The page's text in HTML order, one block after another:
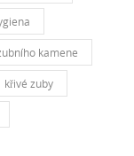
kamene
křivé zuby